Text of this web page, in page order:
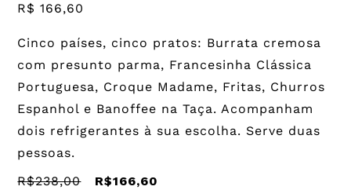
R$ 166,60
Cinco países, cinco pratos: Burrata cremosa
com presunto parma, Francesinha Clássica
Portuguesa, Croque Madame, Fritas, Churros
Espanhol e Banoffee na Taça. Acompanham
dois refrigerantes à sua escolha. Serve duas
pessoas.
R$238,00
R$166,60